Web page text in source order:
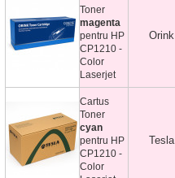
Toner
magenta
pentru HP
CP1210 -
Color
Laserjet
Orink
Cartus
Toner
cyan
pentru HP
CP1210 -
Color
Tesla